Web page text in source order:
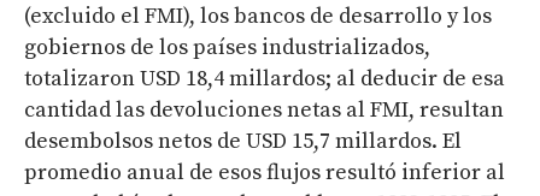
(excluido el FMI), los bancos de desarrollo y los
gobiernos de los países industrializados,
totalizaron USD 18,4 millardos; al deducir de esa
cantidad las devoluciones netas al FMI, resultan
desembolsos netos de USD 15,7 millardos. El
promedio anual de esos flujos resultó inferior al